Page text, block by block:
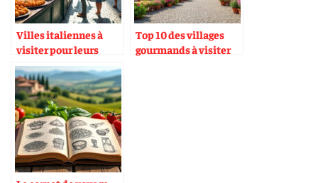
Villes italiennes à
visiter pour leurs
spécialités de rue
Top 10 des villages
gourmands à visiter